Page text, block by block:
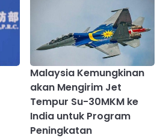
Malaysia Kemungkinan
akan Mengirim Jet
Tempur Su-30MKM ke
India untuk Program
Peningkatan